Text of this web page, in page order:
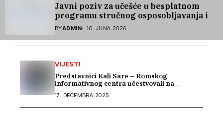
Javni poziv za učešće u besplatnom
programu stručnog osposobljavanja i
podrške pri zapošljavanju
BYADMIN 16. JUNA 2026.
VIJESTI
Predstavnici Kali Sare – Romskog
informativnog centra učestvovali na
programa o rodnoj ravnopravnosti i
socijalnoj zaštiti
17. DECEMBRA 2025.